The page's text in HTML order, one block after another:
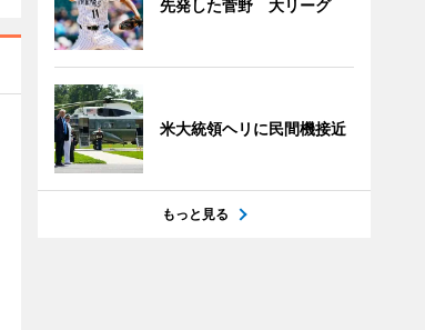
先発した菅野 大リーグ
米大統領ヘリに民間機接近
もっと見る